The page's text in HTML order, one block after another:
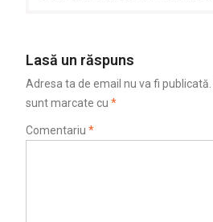
Lasă un răspuns
Adresa ta de email nu va fi publicată.
sunt marcate cu *
Comentariu *